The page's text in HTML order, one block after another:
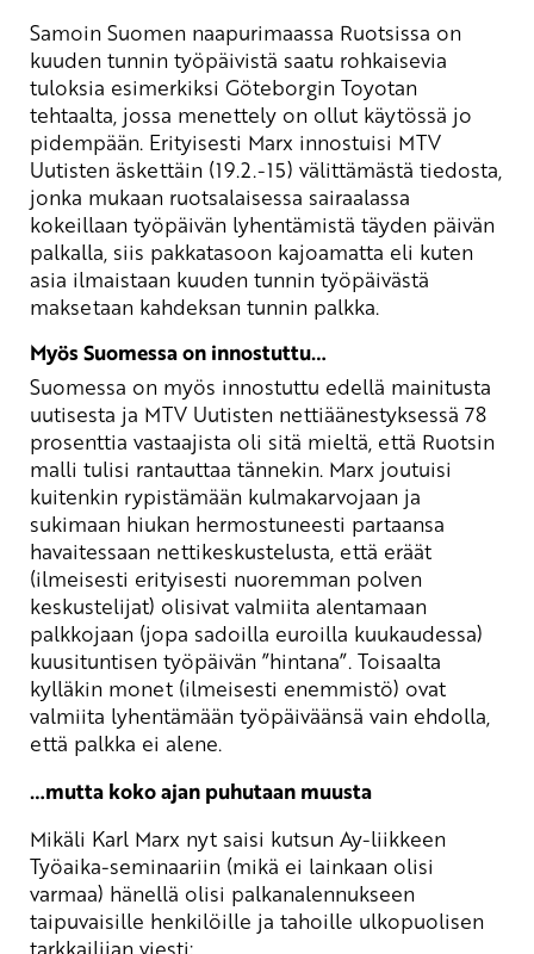
Samoin Suomen naapurimaassa Ruotsissa on
kuuden tunnin työpäivistä saatu rohkaisevia
tuloksia esimerkiksi Göteborgin Toyotan
tehtaalta, jossa menettely on ollut käytössä jo
pidempään. Erityisesti Marx innostuisi MTV
Uutisten äskettäin (19.2.-15) välittämästä tiedosta,
jonka mukaan ruotsalaisessa sairaalassa
kokeillaan työpäivän lyhentämistä täyden päivän
palkalla, siis pakkatasoon kajoamatta eli kuten
asia ilmaistaan kuuden tunnin työpäivästä
maksetaan kahdeksan tunnin palkka.
Myös Suomessa on innostuttu…
Suomessa on myös innostuttu edellä mainitusta
uutisesta ja MTV Uutisten nettiäänestyksessä 78
prosenttia vastaajista oli sitä mieltä, että Ruotsin
malli tulisi rantauttaa tännekin. Marx joutuisi
kuitenkin rypistämään kulmakarvojaan ja
sukimaan hiukan hermostuneesti partaansa
havaitessaan nettikeskustelusta, että eräät
(ilmeisesti erityisesti nuoremman polven
keskustelijat) olisivat valmiita alentamaan
palkkojaan (jopa sadoilla euroilla kuukaudessa)
kuusituntisen työpäivän ”hintana”. Toisaalta
kylläkin monet (ilmeisesti enemmistö) ovat
valmiita lyhentämään työpäiväänsä vain ehdolla,
että palkka ei alene.
…mutta koko ajan puhutaan muusta
Mikäli Karl Marx nyt saisi kutsun Ay-liikkeen
Työaika-seminaariin (mikä ei lainkaan olisi
varmaa) hänellä olisi palkanalennukseen
taipuvaisille henkilöille ja tahoille ulkopuolisen
tarkkailijan viesti: